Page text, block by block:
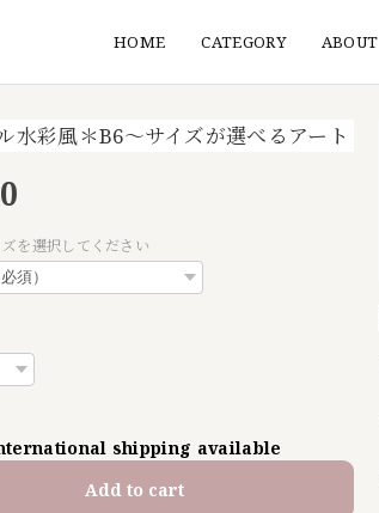
HOME CATEGORY ABOUT
水彩風＊B6〜サイズが選べるアート
を選択してください
shipping available
Add to cart